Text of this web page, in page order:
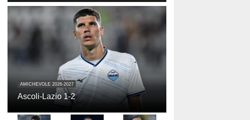
AMICHEVOLE 2026-2027
Ascoli-Lazio 1-2